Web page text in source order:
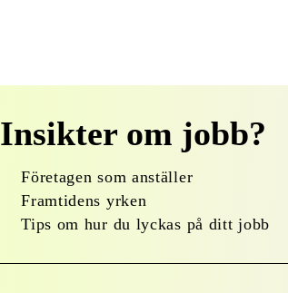
Insikter om jobb?
Företagen som anställer
Framtidens yrken
Tips om hur du lyckas på ditt jobb